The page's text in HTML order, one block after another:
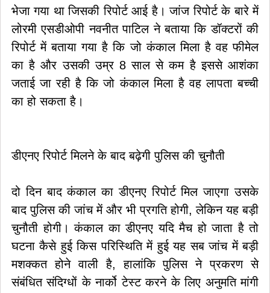
भेजा गया था जिसकी रिपोर्ट आई है। जांज रिपोर्ट के बारे में
लोरमी एसडीओपी नवनीत पाटिल ने बताया कि डॉक्टरों की
रिपोर्ट में बताया गया है कि जो कंकाल मिला है वह फीमेल
का है और उसकी उम्र 8 साल से कम है इससे आशंका
जताई जा रही है कि जो कंकाल मिला है वह लापता बच्ची
का हो सकता है।
डीएनए रिपोर्ट मिलने के बाद बढ़ेगी पुलिस की चुनौती
दो दिन बाद कंकाल का डीएनए रिपोर्ट मिल जाएगा उसके
बाद पुलिस की जांच में और भी प्रगति होगी, लेकिन यह बड़ी
चुनौती होगी। कंकाल का डीएनए यदि मैच हो जाता है तो
घटना कैसे हुई किस परिस्थिति में हुई यह सब जांच में बड़ी
मशक्कत होने वाली है, हालांकि पुलिस ने प्रकरण से
संबंधित संदिग्धों के नार्को टेस्ट करने के लिए अनुमति मांगी